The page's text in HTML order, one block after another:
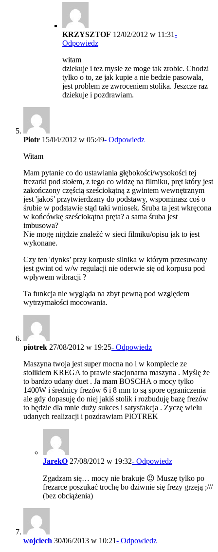
KRZYSZTOF 12/02/2012 w 11:31-
Odpowiedz
witam
dziekuje i tez mysle ze moge tak zrobic. Chodzi
tylko o to, ze jak kupie a nie bedzie pasowala,
jest problem ze zwroceniem stolika. Jeszcze raz
dziekuje i pozdrawiam.
Piotr 15/04/2012 w 05:49- Odpowiedz
Witam
Mam pytanie co do ustawiania głębokości/wysokości tej
frezarki pod stołem, z tego co widzę na filmiku, pręt który jest
zakończony częścią sześciokątną z gwintem wewnętrznym
jest 'jakoś’ przytwierdzany do podstawy, wspominasz coś o
śrubie w podstawie stąd taki wniosek. Śruba ta jest wkręcona
w końcówkę sześciokątna pręta? a sama śruba jest
imbusowa?
Nie mogę nigdzie znaleźć w sieci filmiku/opisu jak to jest
wykonane.
Czy ten 'dynks’ przy korpusie silnika w którym przesuwany
jest gwint od w/w regulacji nie oderwie się od korpusu pod
wpływem wibracji ?
Ta funkcja nie wygląda na zbyt pewną pod względem
wytrzymałości mocowania.
piotrek 27/08/2012 w 19:25- Odpowiedz
Maszyna twoja jest super mocna no i w komplecie ze
stolikiem KREGA to prawie stacjonarna maszyna . Myślę że
to bardzo udany duet . Ja mam BOSCHA o mocy tylko
1400W i średnicy frezów 6 i 8 mm to są spore ograniczenia
ale gdy dopasuję do niej jakiś stolik i rozbuduję bazę frezów
to będzie dla mnie duży sukces i satysfakcja . Zyczę wielu
udanych realizacji i pozdrawiam PIOTREK
JarekO 27/08/2012 w 19:32- Odpowiedz
Zgadzam się… mocy nie brakuje 😉 Muszę tylko po
frezarce poszukać trochę bo dziwnie się frezy grzeją ;///
(bez obciążenia)
wojciech 30/06/2013 w 10:21- Odpowiedz